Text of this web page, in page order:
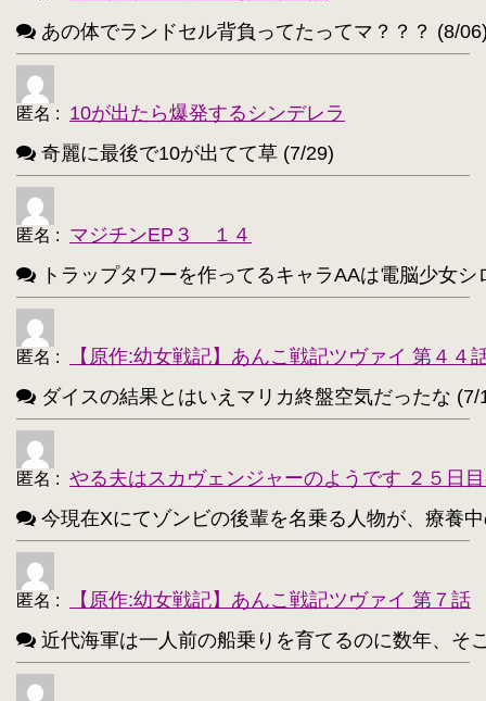
・ ユウキ(SAO)【214】 ・ 古明地こいし【210】
・ アクア(このすば)【208】 キョン【205】
・ レミリア・スカーレット(東方project)【203】
・ アイリスフィール・フォン・アインツベルン【
・ 高町なのは【202】 ・
・ 響(艦これ)【197】 ・ 夜神月【196】
・ アティ(サモンナイト)【194】
・ 西住まほ【189】
・ サーニャ・V・リトヴャク【188】
・
・ 不知火(艦これ)【186】
・ めぐみん(このすば)【172】
・
・ 鹿目まどか【168】
あの体でランドセル背負ってたってマ？？？ (8/
匿名 :
10が出たら爆発するシンデレラ
奇麗に最後で10が出てて草 (7/29)
匿名 :
マジチンEP３ １４
トラップタワーを作ってるキャラAAは電脳少女シ
匿名 :
【原作:幼女戦記】あんこ戦記ツヴァイ 第４４
ダイスの結果とはいえマリカ終盤空気だったな (7/
匿名 : やる夫はスカヴェンジャーのようです ２５日
今現在Xにてゾンビの後輩を名乗る人物が、療養
匿名 :
【原作:幼女戦記】あんこ戦記ツヴァイ 第７話
近代海軍は一人前の船乗りを育てるのに数年、そ